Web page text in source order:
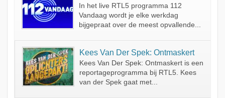
In het live RTL5 programma 112
Vandaag wordt je elke werkdag
bijgepraat over de meest opvallende...
Kees Van Der Spek: Ontmaskert
Kees Van Der Spek: Ontmaskert is een
reportageprogramma bij RTL5. Kees
van der Spek gaat met...